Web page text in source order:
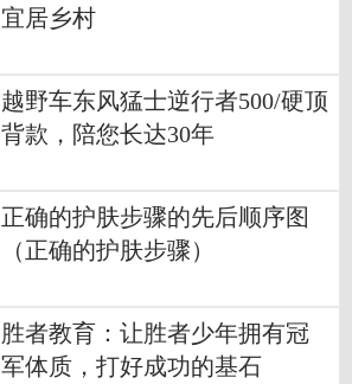
宜居乡村
越野车东风猛士逆行者500/硬顶
背款，陪您长达30年
正确的护肤步骤的先后顺序图
（正确的护肤步骤）
胜者教育：让胜者少年拥有冠
军体质，打好成功的基石